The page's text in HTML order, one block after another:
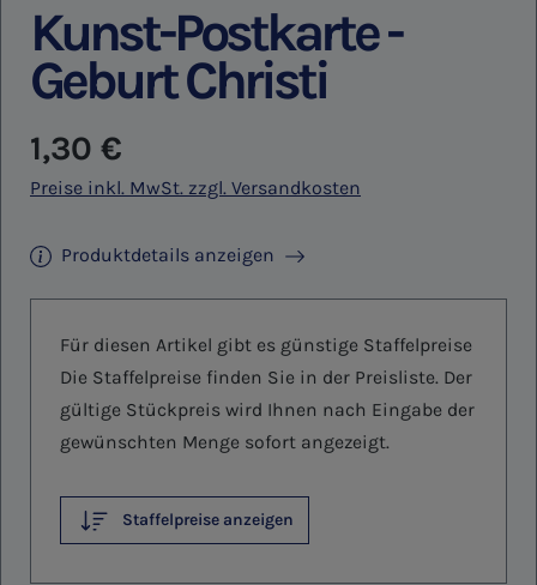
Kunst-Postkarte -
Geburt Christi
Regulärer Preis:
1,30 €
Preise inkl. MwSt. zzgl. Versandkosten
Produktdetails anzeigen
Für diesen Artikel gibt es günstige Staffelpreise
Die Staffelpreise finden Sie in der Preisliste. Der
gültige Stückpreis wird Ihnen nach Eingabe der
gewünschten Menge sofort angezeigt.
Staffelpreise anzeigen